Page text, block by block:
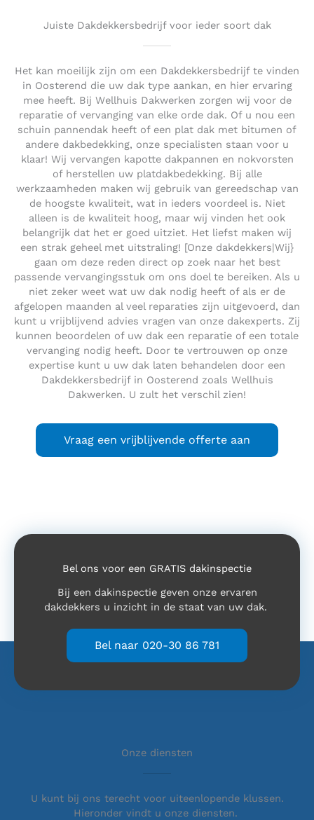
Juiste Dakdekkersbedrijf voor ieder soort dak
Het kan moeilijk zijn om een Dakdekkersbedrijf te vinden
in Oosterend die uw dak type aankan, en hier ervaring
mee heeft. Bij Wellhuis Dakwerken zorgen wij voor de
reparatie of vervanging van elke orde dak. Of u nou een
schuin pannendak heeft of een plat dak met bitumen of
andere dakbedekking, onze specialisten staan voor u
klaar! Wij vervangen kapotte dakpannen en nokvorsten
of herstellen uw platdakbedekking. Bij alle
werkzaamheden maken wij gebruik van gereedschap van
de hoogste kwaliteit, wat in ieders voordeel is. Niet
alleen is de kwaliteit hoog, maar wij vinden het ook
belangrijk dat het er goed uitziet. Het liefst maken wij
een strak geheel met uitstraling! [Onze dakdekkers|Wij}
gaan om deze reden direct op zoek naar het best
passende vervangingsstuk om ons doel te bereiken. Als u
niet zeker weet wat uw dak nodig heeft of als er de
afgelopen maanden al veel reparaties zijn uitgevoerd, dan
kunt u vrijblijvend advies vragen van onze dakexperts. Zij
kunnen beoordelen of uw dak een reparatie of een totale
vervanging nodig heeft. Door te vertrouwen op onze
expertise kunt u uw dak laten behandelen door een
Dakdekkersbedrijf in Oosterend zoals Wellhuis
Dakwerken. U zult het verschil zien!
Vraag een vrijblijvende offerte aan
Bel ons voor een GRATIS dakinspectie
Bij een dakinspectie geven onze ervaren
dakdekkers u inzicht in de staat van uw dak.
Bel naar 020-30 86 781
Onze diensten
U kunt bij ons terecht voor uiteenlopende klussen.
Hieronder vindt u onze diensten.